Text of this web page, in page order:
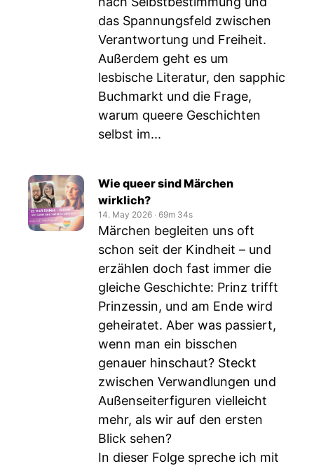
das Spannungsfeld zwischen
Verantwortung und Freiheit.
Außerdem geht es um
lesbische Literatur, den sapphic
Buchmarkt und die Frage,
warum queere Geschichten
selbst im...
Wie queer sind Märchen
wirklich?
14. May 2026 ‧ 69m 34s
Märchen begleiten uns oft
schon seit der Kindheit – und
erzählen doch fast immer die
gleiche Geschichte: Prinz trifft
Prinzessin, und am Ende wird
geheiratet. Aber was passiert,
wenn man ein bisschen
genauer hinschaut? Steckt
zwischen Verwandlungen und
Außenseiterfiguren vielleicht
mehr, als wir auf den ersten
Blick sehen?
In dieser Folge spreche ich mit